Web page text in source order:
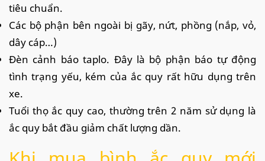
tiêu chuẩn.
Các bộ phận bên ngoài bị gãy, nứt, phồng (nắp, vỏ,
dây cáp…)
Đèn cảnh báo taplo. Đây là bộ phận báo tự động
tình trạng yếu, kém của ắc quy rất hữu dụng trên
xe.
Tuổi thọ ắc quy cao, thường trên 2 năm sử dụng là
ắc quy bắt đầu giảm chất lượng dần.